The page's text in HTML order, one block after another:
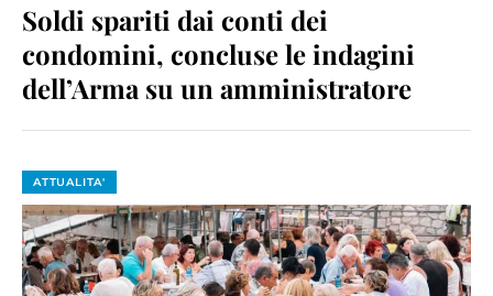
Soldi spariti dai conti dei
condomini, concluse le indagini
dell’Arma su un amministratore
ATTUALITA'